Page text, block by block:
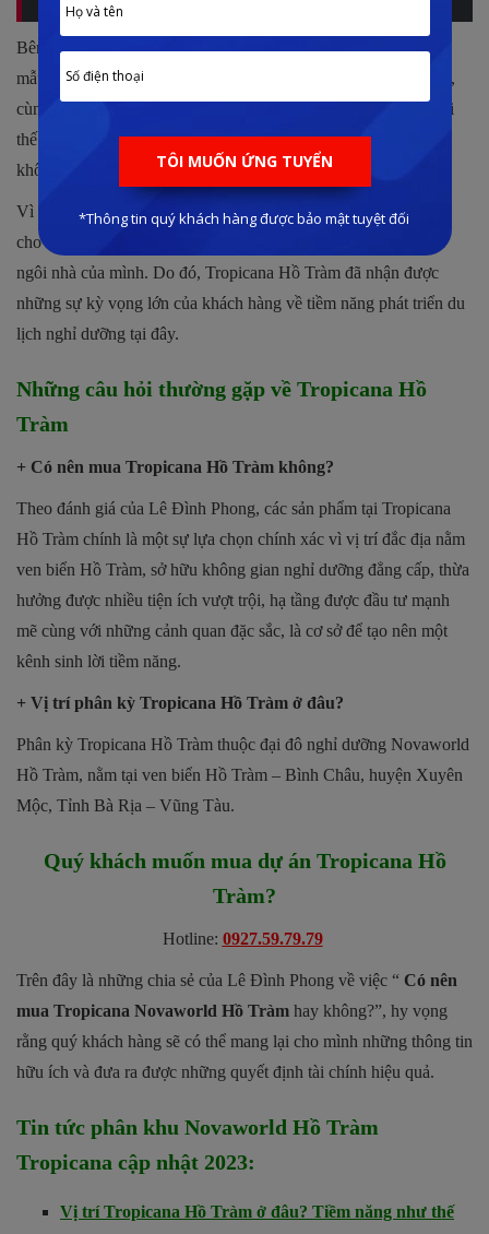
Bên cạnh đó, các sản phẩm tại phân kỳ sẽ được thiết kế với 40
mẫu second-home khác nhau với phong cách nhiệt đới độc đáo,
cùng với đó là những nét kiến trúc hiện đại cùng kết hợp với lợi
thế thiên nhiên tại đây, hứa hẹn sẽ tạo nên cho du khách những
không gian nghỉ dưỡng hoàn hảo.
Vì thế, đây chắc chắn sẽ là một điểm du lịch lý tưởng, đem đến
cho khách hàng một phong cách sống khác biệt ngay tại chính
ngôi nhà của mình. Do đó, Tropicana Hồ Tràm đã nhận được
những sự kỳ vọng lớn của khách hàng về tiềm năng phát triển du
lịch nghỉ dưỡng tại đây.
Những câu hỏi thường gặp về Tropicana Hồ
Tràm
+ Có nên mua Tropicana Hồ Tràm không?
Theo đánh giá của Lê Đình Phong, các sản phẩm tại Tropicana
Hồ Tràm chính là một sự lựa chọn chính xác vì vị trí đắc địa nằm
ven biển Hồ Tràm, sở hữu không gian nghỉ dưỡng đẳng cấp, thừa
hưởng được nhiều tiện ích vượt trội, hạ tầng được đầu tư mạnh
mẽ cùng với những cảnh quan đặc sắc, là cơ sở để tạo nên một
kênh sinh lời tiềm năng.
+ Vị trí phân kỳ Tropicana Hồ Tràm ở đâu?
Phân kỳ Tropicana Hồ Tràm thuộc đại đô nghỉ dưỡng Novaworld
Hồ Tràm, nằm tại ven biển Hồ Tràm – Bình Châu, huyện Xuyên
Mộc, Tỉnh Bà Rịa – Vũng Tàu.
Quý khách muốn mua dự án Tropicana Hồ
Tràm?
Hotline: 0927.59.79.79
Trên đây là những chia sẻ của Lê Đình Phong về việc “ Có nên
mua Tropicana Novaworld Hồ Tràm hay không?”, hy vọng
rằng quý khách hàng sẽ có thể mang lại cho mình những thông tin
hữu ích và đưa ra được những quyết định tài chính hiệu quả.
Tin tức phân khu Novaworld Hồ Tràm
Tropicana cập nhật 2023:
Vị trí Tropicana Hồ Tràm ở đâu? Tiềm năng như thế